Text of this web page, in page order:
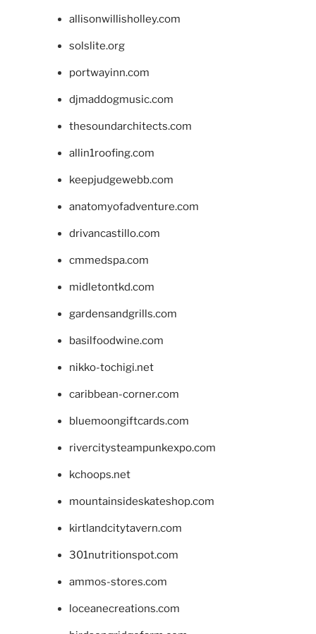
allisonwillisholley.com
solslite.org
portwayinn.com
djmaddogmusic.com
thesoundarchitects.com
allin1roofing.com
keepjudgewebb.com
anatomyofadventure.com
drivancastillo.com
cmmedspa.com
midletontkd.com
gardensandgrills.com
basilfoodwine.com
nikko-tochigi.net
caribbean-corner.com
bluemoongiftcards.com
rivercitysteampunkexpo.com
kchoops.net
mountainsideskateshop.com
kirtlandcitytavern.com
301nutritionspot.com
ammos-stores.com
loceanecreations.com